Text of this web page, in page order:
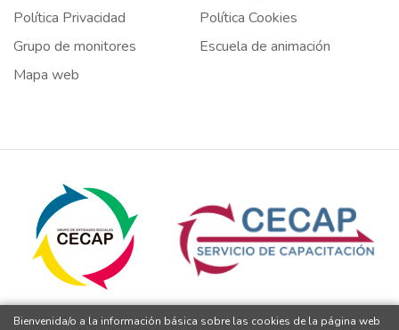
Política Privacidad
Política Cookies
Grupo de monitores
Escuela de animación
Mapa web
Bienvenida/o a la información básica sobre las cookies de la página web